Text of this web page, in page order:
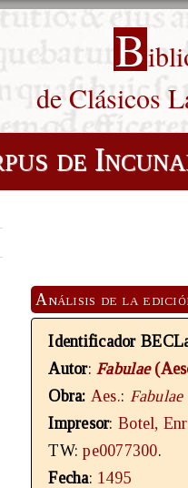
B
de Clásicos
de
Análisis de la
Identificador
Autor:Fabulae
Obra: Aes.: Fabulae
Impresor: Botel,
TW:pe0077300.
Fecha: 1495